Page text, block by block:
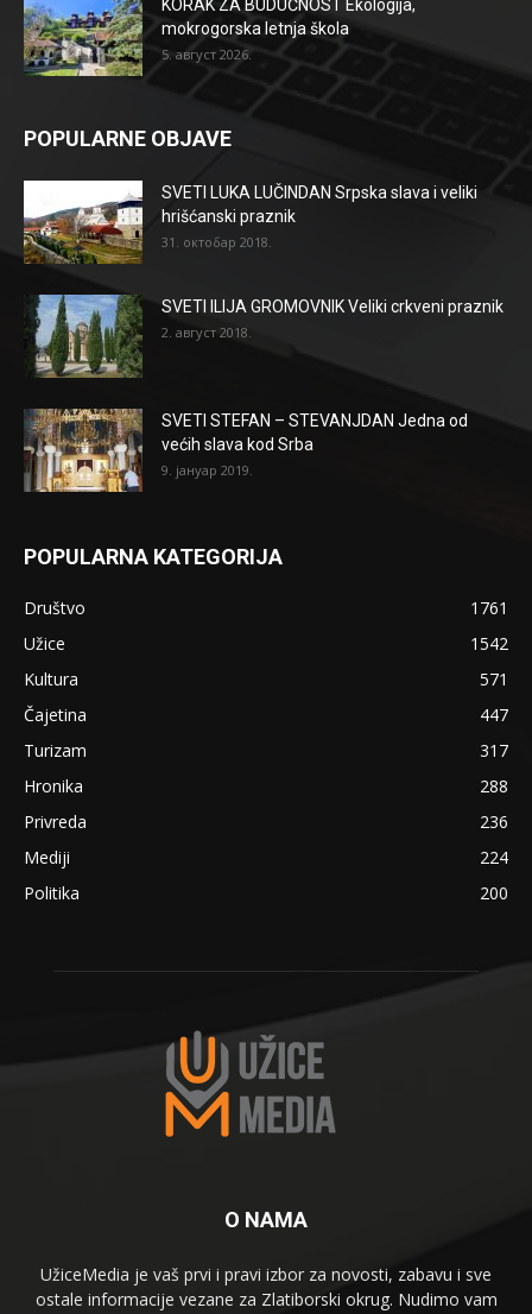
KORAK ZA BUDUĆNOST Ekologija,
mokrogorska letnja škola
5. август 2026.
POPULARNE OBJAVE
SVETI LUKA LUČINDAN Srpska slava i veliki
hrišćanski praznik
31. октобар 2018.
SVETI ILIJA GROMOVNIK Veliki crkveni praznik
2. август 2018.
SVETI STEFAN – STEVANJDAN Jedna od
većih slava kod Srba
9. јануар 2019.
POPULARNA KATEGORIJA
Društvo
1761
Užice
1542
Kultura
571
Čajetina
447
Turizam
317
Hronika
288
Privreda
236
Mediji
224
Politika
200
O NAMA
UžiceMedia je vaš prvi i pravi izbor za novosti, zabavu i sve
ostale informacije vezane za Zlatiborski okrug. Nudimo vam